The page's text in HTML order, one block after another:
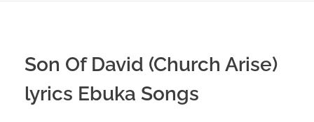
Son Of David (Church Arise)
lyrics Ebuka Songs